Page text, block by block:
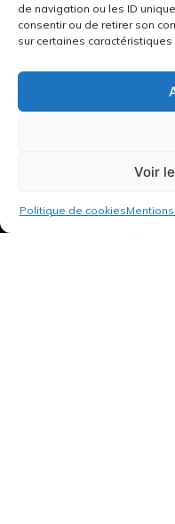
de navigation ou les ID
consentir ou de retirer son
sur certaines caractéristiques
Voir
Politique de cookies